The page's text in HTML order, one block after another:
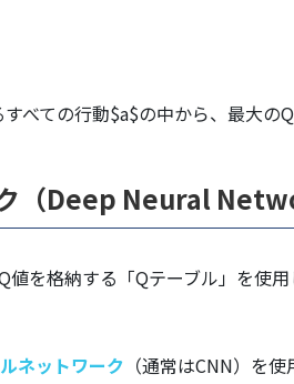
べての行動$a$の中から、最大の
（Deep Neural
を格納する「Qテーブル」を使
ネットワーク （通常はCNN）を